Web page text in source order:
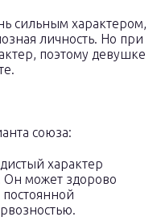
сильным характером,
личность. Но при
поэтому девушке
союза:
характер
может здорово